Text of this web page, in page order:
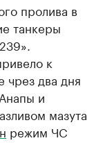
пролива в
танкеры
к
чрез два дня
и
мазута
режим ЧС